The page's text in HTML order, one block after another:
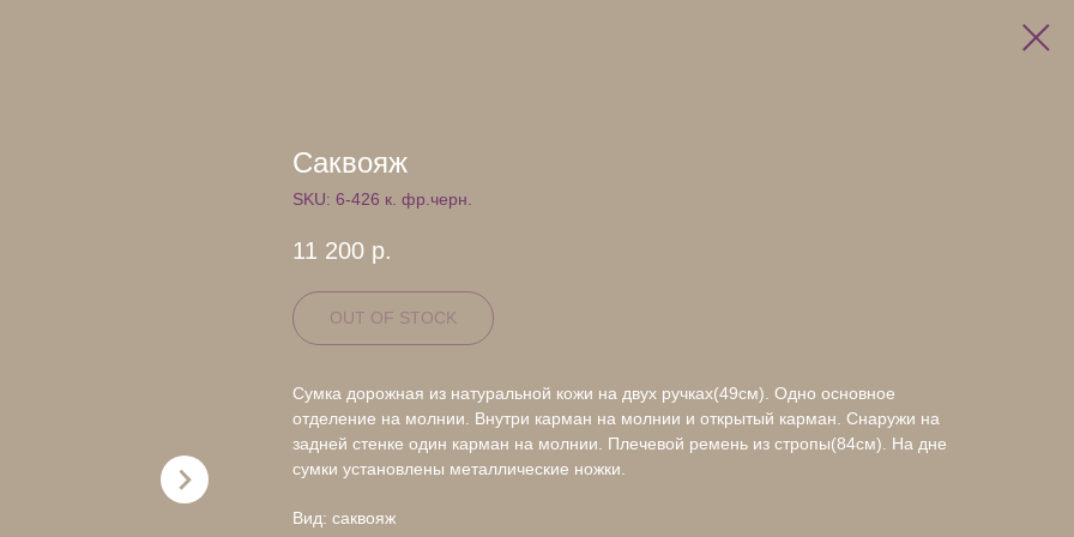
Саквояж
SKU: 6-426 к. фр.черн.
11 200 р.
OUT OF STOCK
Сумка дорожная из натуральной кожи на двух ручках(49см). Одно основное
отделение на молнии. Внутри карман на молнии и открытый карман. Снаружи на
задней стенке один карман на молнии. Плечевой ремень из стропы(84см). На дне
сумки установлены металлические ножки.
Вид: саквояж